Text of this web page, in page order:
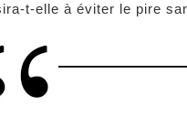
t-elle à éviter le pire